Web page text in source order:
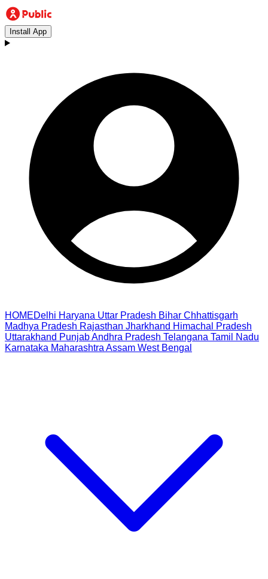
Install App
HOMEDelhi Haryana Uttar Pradesh Bihar Chhattisgarh
Madhya Pradesh Rajasthan Jharkhand Himachal Pradesh
Uttarakhand PunjabAndhra Pradesh Telangana Tamil Nadu
Karnataka Maharashtra Assam West Bengal